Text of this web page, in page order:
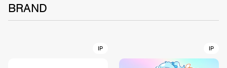
BRAND
IP IP